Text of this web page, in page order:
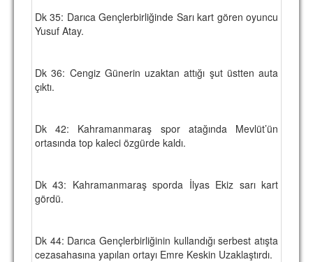
Dk 35: Darıca Gençlerbirliğinde Sarı kart gören oyuncu
Yusuf Atay.
Dk 36: Cengiz Günerin uzaktan attığı şut üstten auta
çıktı.
Dk 42: Kahramanmaraş spor atağında Mevlüt’ün
ortasında top kaleci özgürde kaldı.
Dk 43: Kahramanmaraş sporda İlyas Ekiz sarı kart
gördü.
Dk 44: Darıca Gençlerbirliğinin kullandığı serbest atışta
cezasahasına yapılan ortayı Emre Keskin Uzaklaştırdı.